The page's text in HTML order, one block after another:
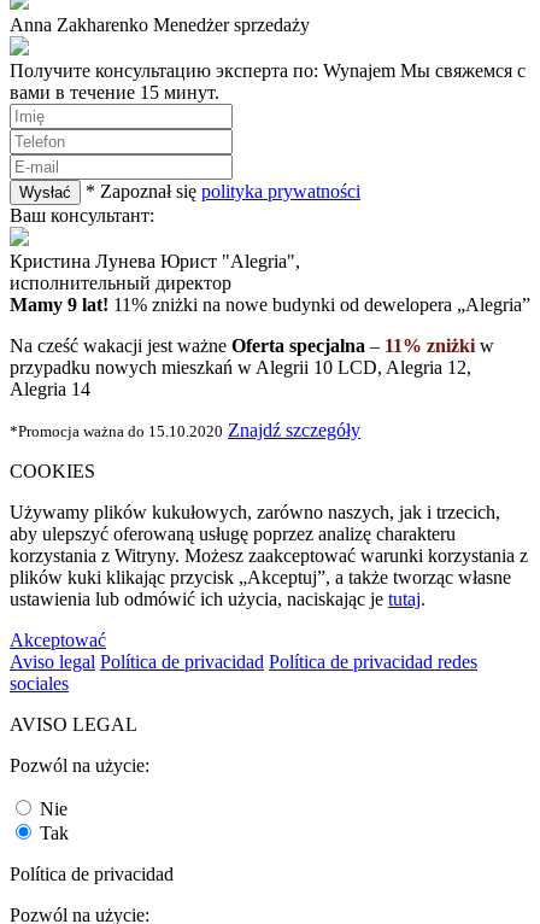
Anna Zakharenko Menedżer sprzedaży
Получите консультацию эксперта по: Wynajem Мы свяжемся с
вами в течение 15 минут.
* Zapoznał się polityka prywatności
Ваш консультант:
Кристина Лунева Юрист "Alegria",
исполнительный директор
Mamy 9 lat! 11% zniżki na nowe budynki od dewelopera „Alegria”
Na cześć wakacji jest ważne Oferta specjalna – 11% zniżki w
przypadku nowych mieszkań w Alegrii 10 LCD, Alegria 12,
Alegria 14
*Promocja ważna do 15.10.2020 Znajdź szczegóły
COOKIES
Używamy plików kukułowych, zarówno naszych, jak i trzecich,
aby ulepszyć oferowaną usługę poprzez analizę charakteru
korzystania z Witryny. Możesz zaakceptować warunki korzystania z
plików kuki klikając przycisk „Akceptuj”, a także tworząc własne
ustawienia lub odmówić ich użycia, naciskając je tutaj.
Akceptować
Aviso legal Política de privacidad Política de privacidad redes
sociales
AVISO LEGAL
Pozwól na użycie:
Nie
Tak
Política de privacidad
Pozwól na użycie: